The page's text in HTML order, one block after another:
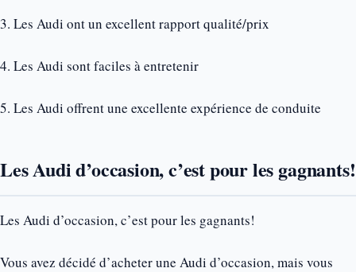
3. Les Audi ont un excellent rapport qualité/prix
4. Les Audi sont faciles à entretenir
5. Les Audi offrent une excellente expérience de conduite
Les Audi d’occasion, c’est pour les gagnants!
Les Audi d’occasion, c’est pour les gagnants!
Vous avez décidé d’acheter une Audi d’occasion, mais vous